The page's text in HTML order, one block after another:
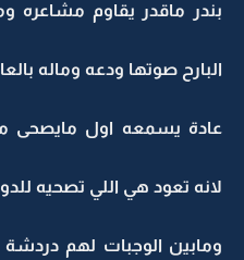
بندر ماقدر يقاوم مشاعره
البارح صوتها ودعه وماله
عادة يسمعه اول مايصحى
لانه تعود هي اللي تصحيه
ومابين الوجبات لهم